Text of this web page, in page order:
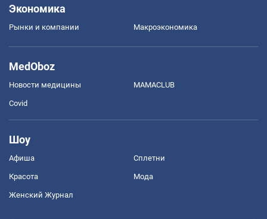
Экономика
Рынки и компании Mакроэкономика
MedOboz
Новости медицины MAMACLUB
Covid
Шоу
Афиша Сплетни
Красота Мода
Женский Журнал